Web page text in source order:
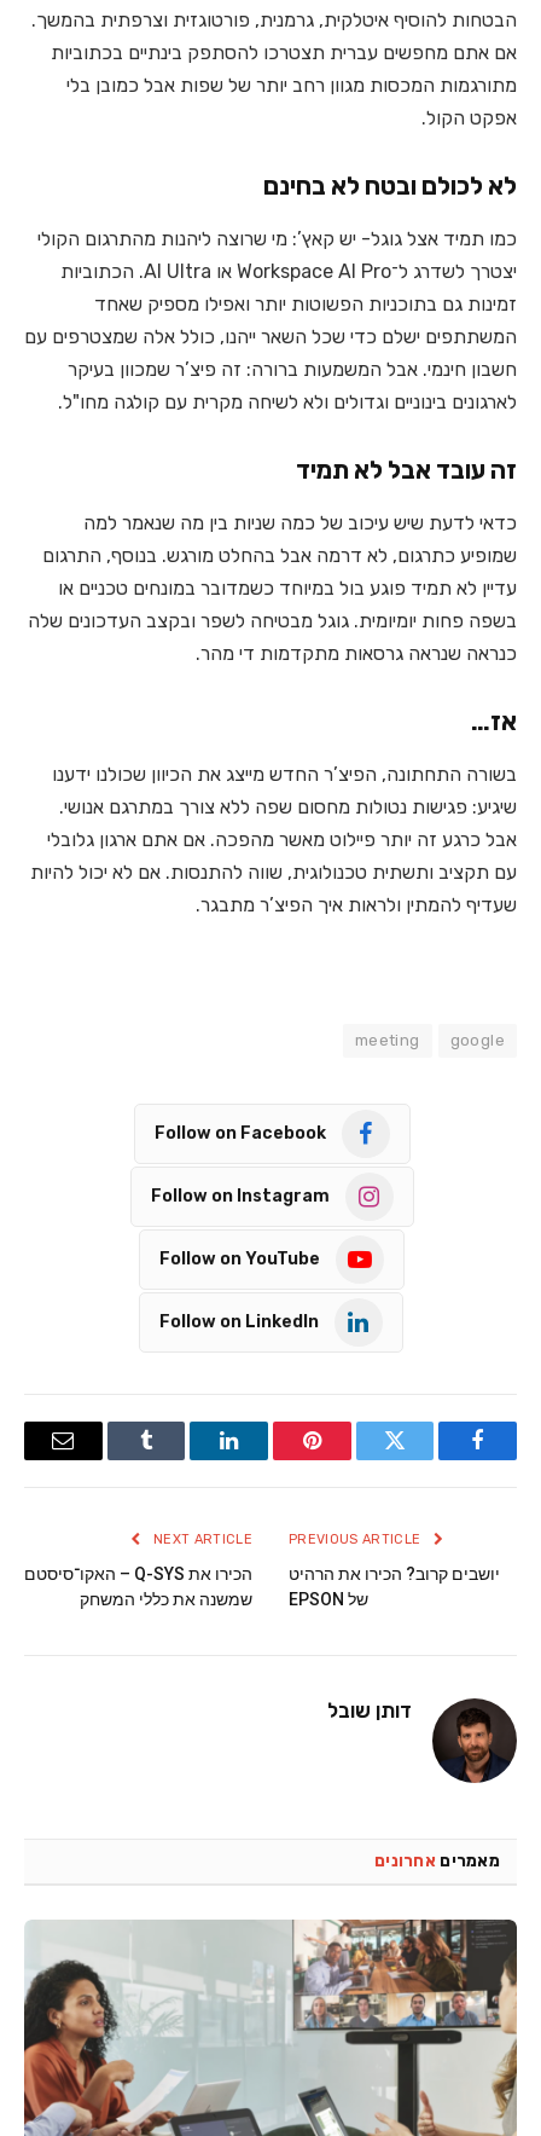
הבטחות להוסיף איטלקית, גרמנית, פורטוגזית וצרפתית בהמשך.
אם אתם מחפשים עברית תצטרכו להסתפק בינתיים בכתוביות
מתורגמות המכסות מגוון רחב יותר של שפות אבל כמובן בלי
אפקט הקול.
לא לכולם ובטח לא בחינם
כמו תמיד אצל גוגל- יש קאץ’: מי שרוצה ליהנות מהתרגום הקולי
יצטרך לשדרג ל־Workspace AI Pro או AI Ultra. הכתוביות
זמינות גם בתוכניות הפשוטות יותר ואפילו מספיק שאחד
המשתתפים ישלם כדי שכל השאר ייהנו, כולל אלה שמצטרפים עם
חשבון חינמי. אבל המשמעות ברורה: זה פיצ’ר שמכוון בעיקר
לארגונים בינוניים וגדולים ולא לשיחה מקרית עם קולגה מחו"ל.
זה עובד אבל לא תמיד
כדאי לדעת שיש עיכוב של כמה שניות בין מה שנאמר למה
שמופיע כתרגום, לא דרמה אבל בהחלט מורגש. בנוסף, התרגום
עדיין לא תמיד פוגע בול במיוחד כשמדובר במונחים טכניים או
בשפה פחות יומיומית. גוגל מבטיחה לשפר ובקצב העדכונים שלה
כנראה שנראה גרסאות מתקדמות די מהר.
אז…
בשורה התחתונה, הפיצ’ר החדש מייצג את הכיוון שכולנו ידענו
שיגיע: פגישות נטולות מחסום שפה ללא צורך במתרגם אנושי.
אבל כרגע זה יותר פיילוט מאשר מהפכה. אם אתם ארגון גלובלי
עם תקציב ותשתית טכנולוגית, שווה להתנסות. אם לא יכול להיות
שעדיף להמתין ולראות איך הפיצ’ר מתבגר.
google
meeting
Follow on Facebook
Follow on Instagram
Follow on YouTube
Follow on LinkedIn
Facebook
Twitter
Pinterest
LinkedIn
Tumblr
Email
יושבים קרוב? הכירו את הרהיט
של EPSON
NEXT ARTICLE
הכירו את Q-SYS – האקו־סיסטם
שמשנה את כללי המשחק
דותן שובל
מאמרים אחרונים